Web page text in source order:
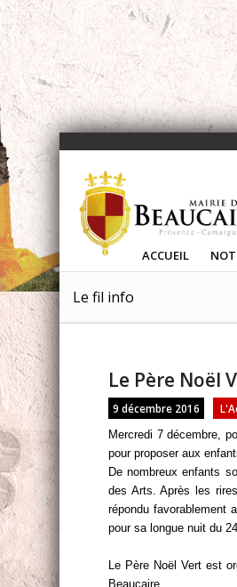
ACCUEIL
Le fil info
Le Père Noël
9 décembre 2016
Mercredi 7 décembre,
pour proposer aux
De nombreux enfants
des Arts. Après les
répondu favorablement
pour sa longue nuit du
Le Père Noël Vert est
Beaucaire.